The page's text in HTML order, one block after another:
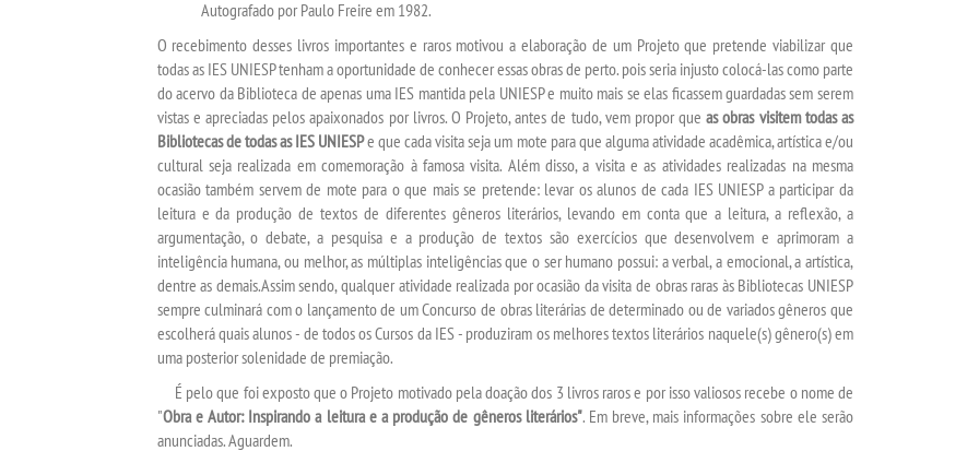
Autografado por Paulo Freire em 1982.
O recebimento desses livros importantes e raros motivou a elaboração de um Projeto que pretende viabilizar que
todas as IES UNIESP tenham a oportunidade de conhecer essas obras de perto. pois seria injusto colocá-las como parte
do acervo da Biblioteca de apenas uma IES mantida pela UNIESP e muito mais se elas ficassem guardadas sem serem
vistas e apreciadas pelos apaixonados por livros. O Projeto, antes de tudo, vem propor queas obras visitem todas as
Bibliotecas de todas as IES UNIESPe que cada visita seja um mote para que alguma atividade acadêmica, artística e/ou
cultural seja realizada em comemoração à famosa visita. Além disso, a visita e as atividades realizadas na mesma
ocasião também servem de mote para o que mais se pretende: levar os alunos de cada IES UNIESP a participar da
leitura e da produção de textos de diferentes gêneros literários, levando em conta que a leitura, a reflexão, a
argumentação, o debate, a pesquisa e a produção de textos são exercícios que desenvolvem e aprimoram a
inteligência humana, ou melhor, as múltiplas inteligências que o ser humano possui: a verbal, a emocional, a artística,
dentre as demais.Assim sendo, qualquer atividade realizada por ocasião da visita de obras raras às Bibliotecas UNIESP
sempre culminará com o lançamento de um Concurso de obras literárias de determinado ou de variados gêneros que
escolherá quais alunos - de todos os Cursos da IES - produziram os melhores textos literários naquele(s) gênero(s) em
uma posterior solenidade de premiação.
É pelo que foi exposto que o Projeto motivado pela doação dos 3 livros raros e por isso valiosos recebe o nome de
"Obra e Autor: Inspirando a leitura e a produção de gêneros literários". Em breve, mais informações sobre ele serão
anunciadas. Aguardem.